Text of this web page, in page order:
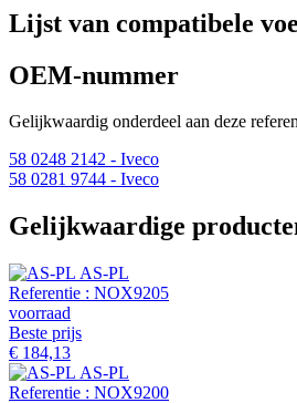
Lijst van compatibele
OEM-nummer
Gelijkwaardig onderdeel aan deze
58 0248 2142 - Iveco
58 0281 9744 - Iveco
Gelijkwaardige
AS-PL
Referentie : NOX9205
voorraad
Beste prijs
€ 184,13
AS-PL
Referentie : NOX9200